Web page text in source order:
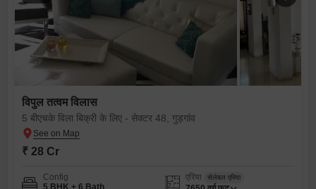
विपुल तत्वम विलास
5 बीएचके विला बिक्री के लिए - सेक्टर 48, गुड़गांव
₹ 28 Cr
Config
5 BHK + 6 Bath
एरिया सेलेबल एरिया